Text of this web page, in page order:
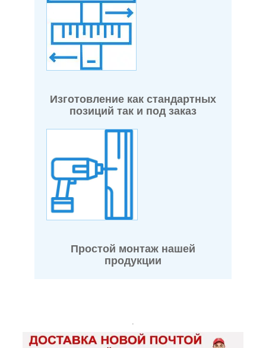
Изготовление как стандартных
позиций так и под заказ
Простой монтаж нашей
продукции
.